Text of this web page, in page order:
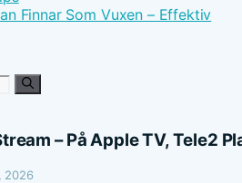
Finnar Som Vuxen – Effektiv
– På Apple TV, Tele2
2026